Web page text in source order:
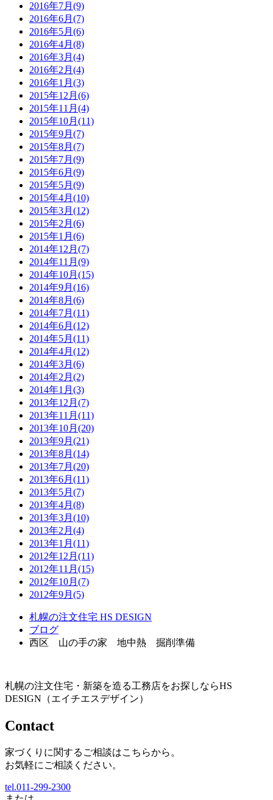
2016年7月(9)
2016年6月(7)
2016年5月(6)
2016年4月(8)
2016年3月(4)
2016年2月(4)
2016年1月(3)
2015年12月(6)
2015年11月(4)
2015年10月(11)
2015年9月(7)
2015年8月(7)
2015年7月(9)
2015年6月(9)
2015年5月(9)
2015年4月(10)
2015年3月(12)
2015年2月(6)
2015年1月(6)
2014年12月(7)
2014年11月(9)
2014年10月(15)
2014年9月(16)
2014年8月(6)
2014年7月(11)
2014年6月(12)
2014年5月(11)
2014年4月(12)
2014年3月(6)
2014年2月(2)
2014年1月(3)
2013年12月(7)
2013年11月(11)
2013年10月(20)
2013年9月(21)
2013年8月(14)
2013年7月(20)
2013年6月(11)
2013年5月(7)
2013年4月(8)
2013年3月(10)
2013年2月(4)
2013年1月(11)
2012年12月(11)
2012年11月(15)
2012年10月(7)
2012年9月(5)
札幌の注文住宅 HS DESIGN
ブログ
西区 山の手の家 地中熱 掘削準備
札幌の注文住宅・新築を造る工務店をお探しならHS
DESIGN（エイチエスデザイン）
Contact
家づくりに関するご相談はこちらから。
お気軽にご相談ください。
tel.011-299-2300